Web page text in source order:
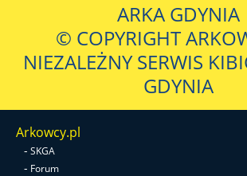
ARKA GDYNIA
© COPYRIGHT
NIEZALEŻNY SERWIS
GDYNIA
Arkowcy.pl
- SKGA
- Forum